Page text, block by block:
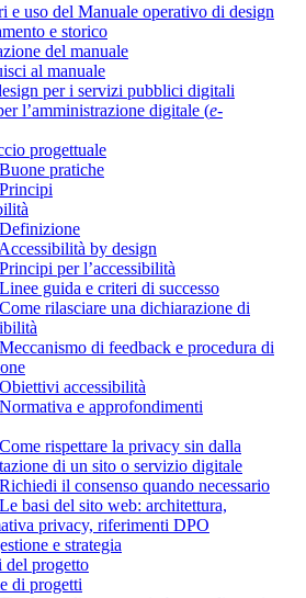
e uso del Manuale operativo di design
e storico
del manuale
al manuale
per i servizi pubblici digitali
l’amministrazione digitale (e-
progettuale
pratiche
by design
per l’accessibilità
guida e criteri di successo
rilasciare una dichiarazione di
di feedback e procedura di
accessibilità
e approfondimenti
rispettare la privacy sin dalla
di un sito o servizio digitale
il consenso quando necessario
basi del sito web: architettura,
privacy, riferimenti DPO
e strategia
progetto
di progetti